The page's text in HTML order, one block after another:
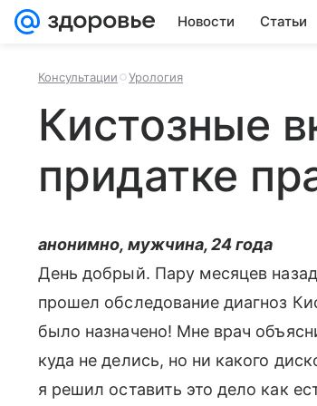
Новости Статьи
Консультации Урология
Кистозные
придатке
анонимно, мужчина, 24 года
День добрый. Пару месяцев
прошел обследование диагноз
было назначено! Мне врач
куда не делись, но ни какого
я решил оставить это дело как